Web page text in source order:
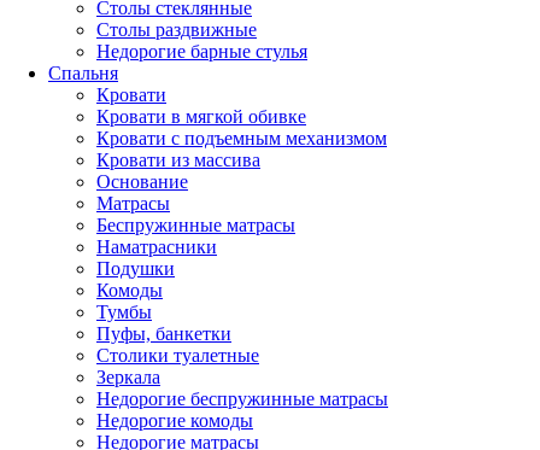
Столы стеклянные
Столы раздвижные
Недорогие барные стулья
Спальня
Кровати
Кровати в мягкой обивке
Кровати с подъемным механизмом
Кровати из массива
Основание
Матрасы
Беспружинные матрасы
Наматрасники
Подушки
Комоды
Тумбы
Пуфы, банкетки
Столики туалетные
Зеркала
Недорогие беспружинные матрасы
Недорогие комоды
Недорогие матрасы